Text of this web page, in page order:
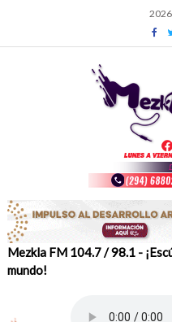
content
Mezkla FM 104.7 / 98.1 -
mundo!